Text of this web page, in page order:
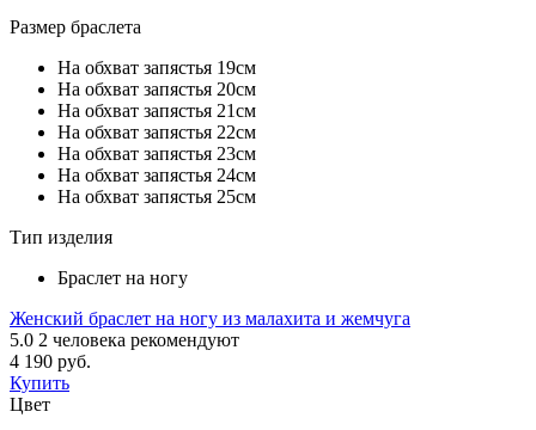
Размер браслета
На обхват запястья 19см
На обхват запястья 20см
На обхват запястья 21см
На обхват запястья 22см
На обхват запястья 23см
На обхват запястья 24см
На обхват запястья 25см
Тип изделия
Браслет на ногу
Женский браслет на ногу из малахита и жемчуга
5.0 2 человека рекомендуют
4 190 руб.
Купить
Цвет